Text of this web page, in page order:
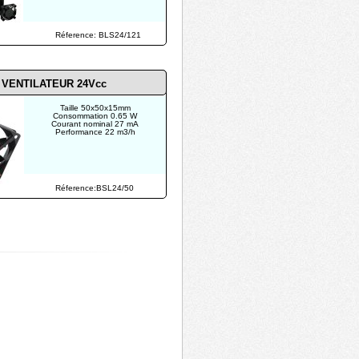
Réference: BLS24/121
VENTILATEUR 24Vcc
Taille 50x50x15mm
Consommation 0.65 W
Courant nominal 27 mA
Performance 22 m3/h
Réference:BSL24/50